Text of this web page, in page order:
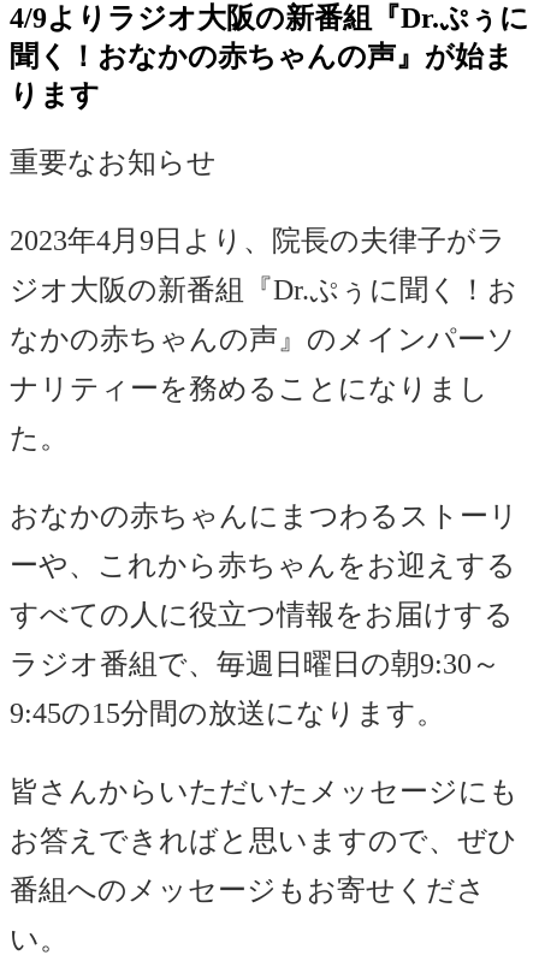
4/9よりラジオ大阪の新番組『Dr.ぷぅに
聞く！おなかの赤ちゃんの声』が始ま
ります
重要なお知らせ
2023年4月9日より、院長の夫律子がラ
ジオ大阪の新番組『Dr.ぷぅに聞く！お
なかの赤ちゃんの声』のメインパーソ
ナリティーを務めることになりまし
た。
おなかの赤ちゃんにまつわるストーリ
ーや、これから赤ちゃんをお迎えする
すべての人に役立つ情報をお届けする
ラジオ番組で、 毎週日曜日の朝9:30～
9:45の15分間の放送になります。
皆さんからいただいたメッセージにも
お答えできればと思いますので、ぜひ
番組へのメッセージもお寄せくださ
い。